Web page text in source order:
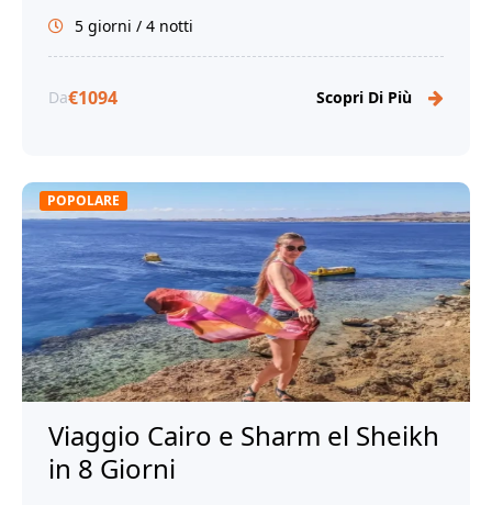
5 giorni / 4 notti
Da€1094 Scopri Di Più
POPOLARE
Viaggio Cairo e Sharm el Sheikh
in 8 Giorni